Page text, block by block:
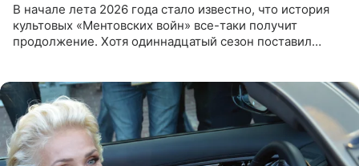
В начале лета 2026 года стало известно, что история
культовых «Ментовских войн» все-таки получит
продолжение. Хотя одиннадцатый сезон поставил